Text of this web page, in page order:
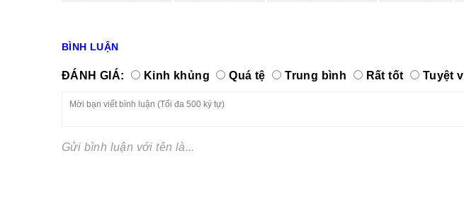
BÌNH LUẬN
ĐÁNH GIÁ: Kinh khủng Quá tệ Trung bình Rất tốt Tuyệt
Gửi bình luận với tên là...